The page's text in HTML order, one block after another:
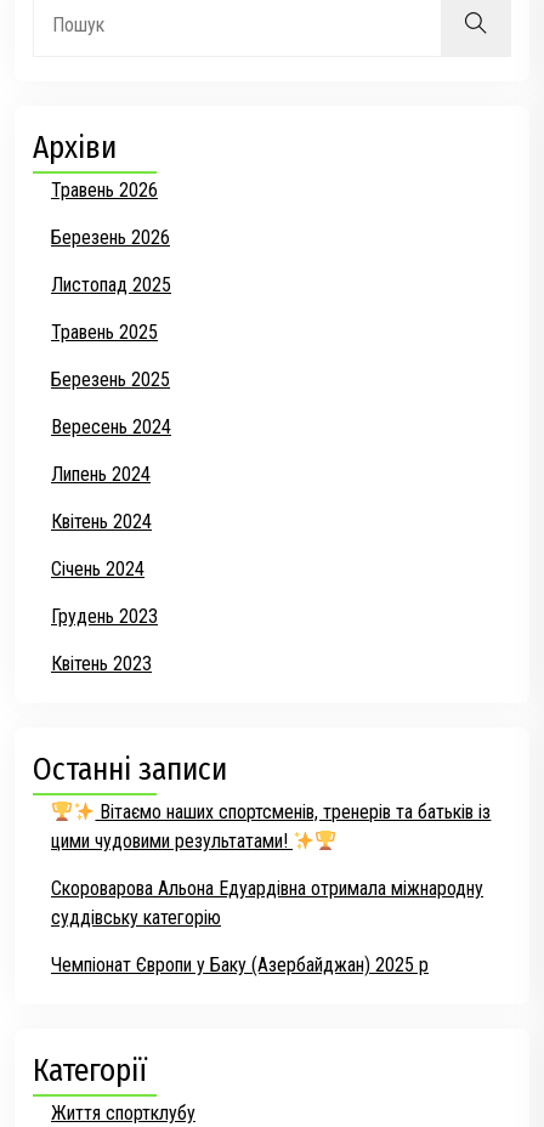
Архіви
Травень 2026
Березень 2026
Листопад 2025
Травень 2025
Березень 2025
Вересень 2024
Липень 2024
Квітень 2024
Січень 2024
Грудень 2023
Квітень 2023
Останні записи
Вітаємо наших спортсменів, тренерів та батьків із
цими чудовими результатами!
Скороварова Альона Едуардівна отримала міжнародну
суддівську категорію
Чемпіонат Європи у Баку (Азербайджан) 2025 р
Категорії
Життя спортклубу